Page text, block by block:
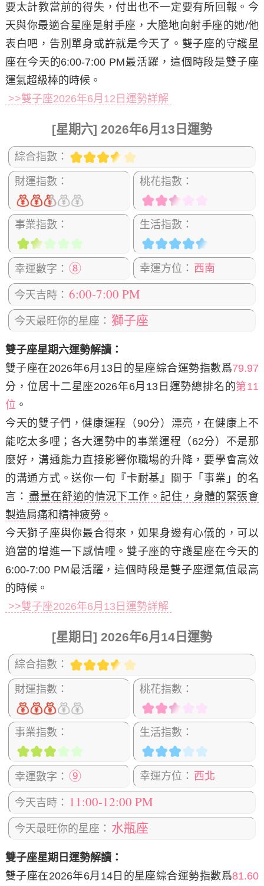
要太計教當前的得失，付出也不一定要有所回報。今
天與你最適合星座是射手座，大膽地向射手座的她/他
表白吧，告別單身或許就是今天了。雙子座的守護星
座在今天的6:00-7:00 PM最活躍，這個時段是雙子座
運氣超級棒的時候。
>>雙子座2026年6月12日運勢詳解
[星期六] 2026年6月13日運勢
綜合指數：
財運指數： 桃花指數：
事業指數： 生活指數：
幸運數字： ⑧ 幸運方位： 西南
今天吉時： 6:00-7:00 PM
今天最旺你的星座： 獅子座
雙子座星期六運勢解讀：
雙子座在2026年6月13日 的星座綜合運勢指數爲79.97
分，位居十二星座2026年6月13日運勢總排名的第11
位 。
今天的雙子們，健康運程（90分）漂亮，在健康上不
能吃太多哩；各大運勢中的事業運程（62分）不是那
麼好，溝通能力直接影響你職場的升降，要學會高效
的溝通方式。送你一句『卡耐基』關于「事業」的名
言： 盡量在舒適的情況下工作。記住，身體的緊張會
製造肩痛和精神疲勞。
今天獅子座與你最合得來，如果身邊有心儀的，可以
適當的增進一下感情哩。雙子座的守護星座在今天的
6:00-7:00 PM最活躍，這個時段是雙子座運氣值最高
的時候。
>>雙子座2026年6月13日運勢詳解
[星期日] 2026年6月14日運勢
綜合指數：
財運指數： 桃花指數：
事業指數： 生活指數：
幸運數字： ⑨ 幸運方位： 西北
今天吉時： 11:00-12:00 PM
今天最旺你的星座： 水瓶座
雙子座星期日運勢解讀：
雙子座在2026年6月14日 的星座綜合運勢指數爲81.60